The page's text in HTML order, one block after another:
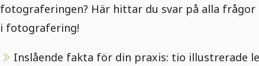
fotograferingen? Här hittar du svar på alla frågor
i fotografering!
Inslående fakta för din praxis: tio illustrerade